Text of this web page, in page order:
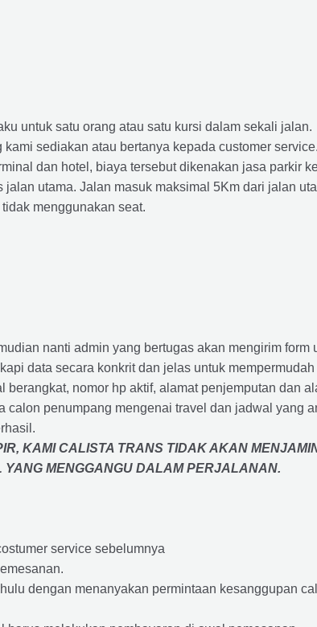
untuk satu orang atau satu kursi dalam sekali jalan.
sediakan atau bertanya kepada customer service.
dan hotel, biaya tersebut dikenakan jasa parkir
utama. Jalan masuk maksimal 5Km dari jalan
menggunakan seat.
nanti admin yang bertugas akan mengirim form
data secara konkrit dan jelas untuk
nomor hp aktif, alamat penjemputan dan
penumpang mengenai travel dan jadwal yang
KAMICALISTA TRANS TIDAK AKAN
MENGGANGU DALAM PERJALANAN.
service sebelumnya
dengan menanyakan permintaan kesanggupan